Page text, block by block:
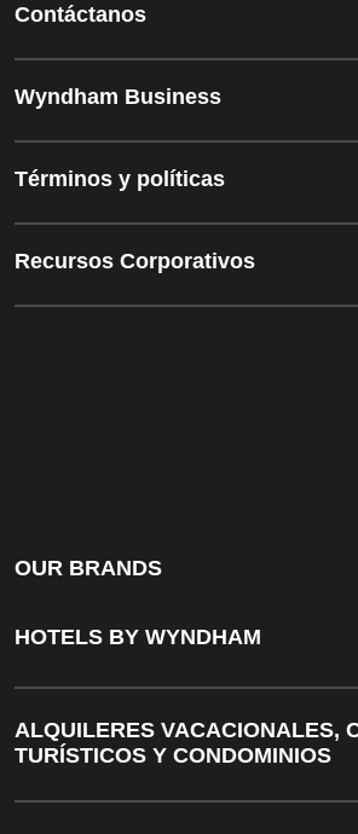
Contáctanos
Wyndham Business
Términos y políticas
Recursos Corporativos
OUR BRANDS
HOTELS BY WYNDHAM
ALQUILERES VACACIONALES,
TURÍSTICOS Y CONDOMINIOS